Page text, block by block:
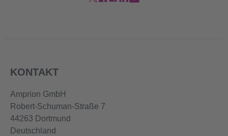
KONTAKT
Amprion GmbH
Robert-Schuman-Straße 7
44263 Dortmund
Deutschland